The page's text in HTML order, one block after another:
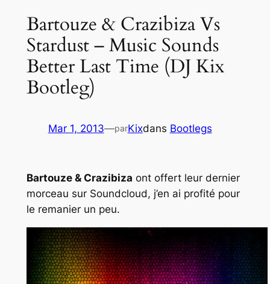
Bartouze & Crazibiza Vs
Stardust – Music Sounds
Better Last Time (DJ Kix
Bootleg)
Mar 1, 2013—parKixdans Bootlegs
Bartouze & Crazibiza ont offert leur dernier
morceau sur Soundcloud, j’en ai profité pour
le remanier un peu.